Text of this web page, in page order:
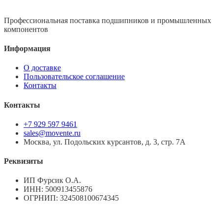
Профессиональная поставка подшипников и промышленных
компонентов
Информация
О доставке
Пользовательское соглашение
Контакты
Контакты
+7 929 597 9461
sales@movente.ru
Москва, ул. Подольских курсантов, д. 3, стр. 7А
Реквизиты
ИП Фурсик О.А.
ИНН: 500913455876
ОГРНИП: 324508100674345